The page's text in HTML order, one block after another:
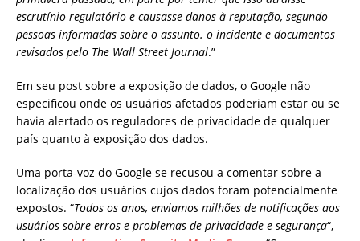
escrutínio regulatório e causasse danos à reputação, segundo
pessoas informadas sobre o assunto. o incidente e documentos
revisados pelo The Wall Street Journal.”
Em seu post sobre a exposição de dados, o Google não
especificou onde os usuários afetados poderiam estar ou se
havia alertado os reguladores de privacidade de qualquer
país quanto à exposição dos dados.
Uma porta-voz do Google se recusou a comentar sobre a
localização dos usuários cujos dados foram potencialmente
expostos. “Todos os anos, enviamos milhões de notificações aos
usuários sobre erros e problemas de privacidade e segurança“,